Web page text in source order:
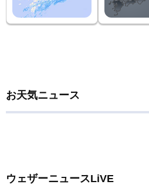
お天気ニュース
ウェザーニュースLiVE